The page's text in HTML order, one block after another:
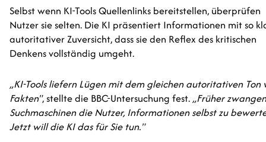
Selbst wenn KI-Tools Quellenlinks bereitstellen, überprüfen
Nutzer sie selten. Die KI präsentiert Informationen mit so
autoritativer Zuversicht, dass sie den Reflex des kritischen
Denkens vollständig umgeht.
„KI-Tools liefern Lügen mit dem gleichen autoritativen Ton
Fakten", stellte die BBC-Untersuchung fest.„Früher zwangen
Suchmaschinen die Nutzer, Informationen selbst zu
Jetzt will die KI das für Sie tun."